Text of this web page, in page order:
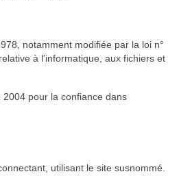
notamment modifiée par la loi n°
à l’informatique, aux fichiers et
pour la confiance dans
utilisant le site susnommé.